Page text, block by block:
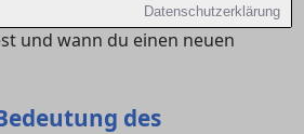
Datenschutzerklärung
erfährst du, welche Arten es gibt,
und wann du einen neuen
des